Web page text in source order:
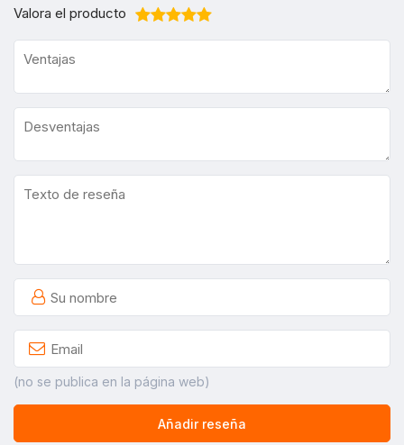
Valora el producto
(no se publica en la página web)
Añadir reseña